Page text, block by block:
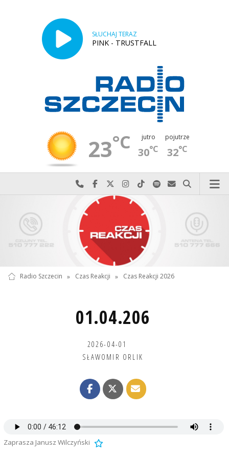
SŁUCHAJ TERAZ
PINK - TRUSTFALL
23°C jutro
30°C
pojutrze
32°C
Najlepiej po prostu do nas zadzwoń
Odwiedź nas na Facebook-u
Odwiedź nas na X
Odwiedź nas na Instagram-ie
Odwiedź nas na TikTok-u
Szukaj nas na Spotify
Wyślij do nas
Szukaj
Radio Szczecin » Czas Reakcji » Czas Reakcji 2026
01.04.206
2026-04-01
SŁAWOMIR ORLIK
Zaprasza Janusz Wilczyński